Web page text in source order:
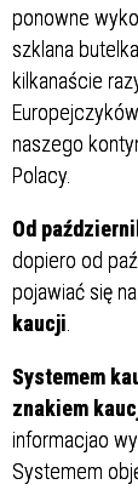
ponowne
szklana
kilkanaście
naszego
Polacy.
Od
dopiero od
pojawiać się
kaucji
Systemem
znakiem
informacjao
Systemem